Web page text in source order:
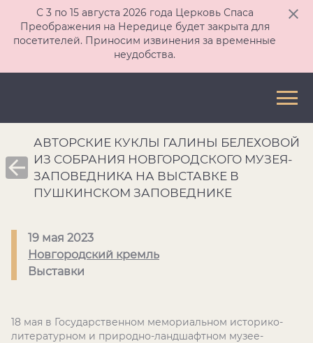
С 3 по 15 августа 2026 года Церковь Спаса
Преображения на Нередице будет закрыта для
посетителей. Приносим извинения за временные
неудобства.
АВТОРСКИЕ КУКЛЫ ГАЛИНЫ БЕЛЕХОВОЙ
ИЗ СОБРАНИЯ НОВГОРОДСКОГО МУЗЕЯ-
ЗАПОВЕДНИКА НА ВЫСТАВКЕ В
ПУШКИНСКОМ ЗАПОВЕДНИКЕ
19 мая 2023
Новгородский кремль
Выставки
18 мая в Государственном мемориальном историко-
литературном и природно-ландшафтном музее-